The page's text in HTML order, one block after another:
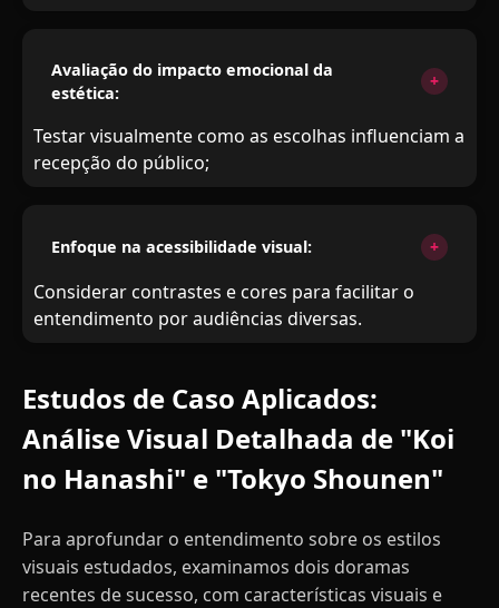
Avaliação do impacto emocional da
estética:
Testar visualmente como as escolhas influenciam a
recepção do público;
Enfoque na acessibilidade visual:
Considerar contrastes e cores para facilitar o
entendimento por audiências diversas.
Estudos de Caso Aplicados:
Análise Visual Detalhada de "Koi
no Hanashi" e "Tokyo Shounen"
Para aprofundar o entendimento sobre os estilos
visuais estudados, examinamos dois doramas
recentes de sucesso, com características visuais e